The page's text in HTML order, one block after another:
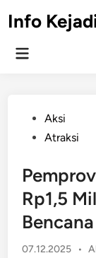
toInfo
Main
PostedAksi
Atraksi
Rp1,5
07.12.2025 •